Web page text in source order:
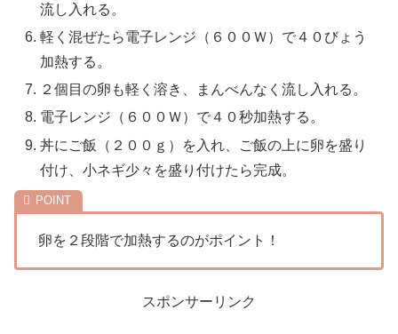
流し入れる。
軽く混ぜたら電子レンジ（６００Ｗ）で４０びょう
加熱する。
２個目の卵も軽く溶き、まんべんなく流し入れる。
電子レンジ（６００Ｗ）で４０秒加熱する。
丼にご飯（２００ｇ）を入れ、ご飯の上に卵を盛り
付け、小ネギ少々を盛り付けたら完成。
卵を２段階で加熱するのがポイント！
スポンサーリンク